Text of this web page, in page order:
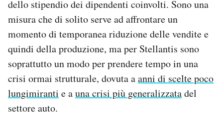
dello stipendio dei dipendenti coinvolti. Sono una
misura che di solito serve ad affrontare un
momento di temporanea riduzione delle vendite e
quindi della produzione, ma per Stellantis sono
soprattutto un modo per prendere tempo in una
crisi ormai strutturale, dovuta aanni di scelte poco
lungimiranti e auna crisi più generalizzatadel
settore auto.